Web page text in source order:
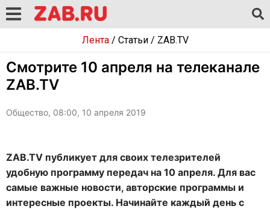
Лента/ Статьи/ ZAB.TV
Смотрите 10 апреля на телеканале
ZAB.TV
Общество, 08:00, 10 апреля 2019
ZAB.TV публикует для своих телезрителей
удобную программу передач на 10 апреля. Для вас
самые важные новости, авторские программы и
интересные проекты. Начинайте каждый день с